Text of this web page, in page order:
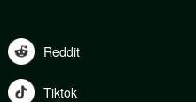
Reddit
Tiktok